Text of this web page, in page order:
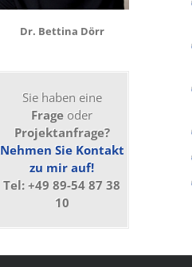
Dr. Bettina Dörr
Sie haben eine
Frage oder
Projektanfrage?
Nehmen Sie Kontakt
zu mir auf!
Tel: +49 89-54 87 38
10